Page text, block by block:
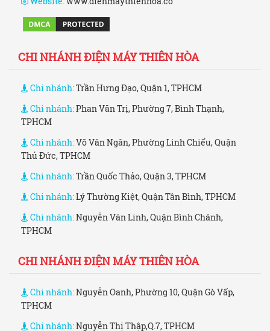
CHI NHÁNH ĐIỆN MÁY THIÊN HÒA
Chi nhánh:Trần Hưng Đạo, Quận 1, TPHCM
Chi nhánh:Phan Văn Trị, Phường 7, Bình Thạnh,
TPHCM
Chi nhánh:Võ Văn Ngân, Phường Linh Chiểu, Quận
Thủ Đức, TPHCM
Chi nhánh:Trần Quốc Thảo, Quận 3, TPHCM
Chi nhánh:Lý Thường Kiệt, Quận Tân Bình, TPHCM
Chi nhánh:Nguyễn Văn Linh, Quận Bình Chánh,
TPHCM
CHI NHÁNH ĐIỆN MÁY THIÊN HÒA
Chi nhánh:Nguyễn Oanh, Phường 10, Quận Gò Vấp,
TPHCM
Chi nhánh:Nguyễn Thị Thập,Q.7, TPHCM